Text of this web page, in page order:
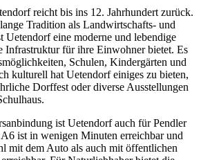
reicht bis ins 12. Jahrhundert zurück.
Tradition als Landwirtschafts- und
Uetendorf eine moderne und lebendige
Infrastruktur für ihre Einwohner bietet. Es
Schulen, Kindergärten und
kulturell hat Uetendorf einiges zu bieten,
Dorffest oder diverse Ausstellungen
ist Uetendorf auch für Pendler
ist in wenigen Minuten erreichbar und
mit dem Auto als auch mit öffentlichen